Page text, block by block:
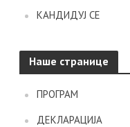
КАНДИДУЈ СЕ
Наше странице
ПРОГРАМ
ДЕКЛАРАЦИЈА